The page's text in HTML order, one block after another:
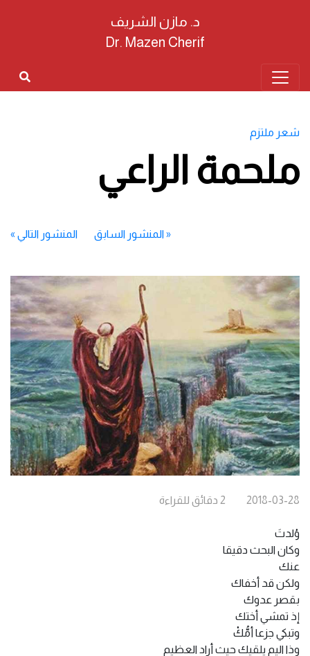
د. مازن الشريف
Dr. Mazen Cherif
شعر ملتزم
ملحمة الراعي
«المنشور السابق المنشور التالي »
2018-03-28
2 دقائق للقراءة
وُلدتَ
وكان البحث دقيقا
عنك
ولكن قد أخفاك
بقصر عدوك
إذ تمشي أختك
وتبكي جزعا أمُّكْ
وذا اليم يلقيك حيث أراد العظيم